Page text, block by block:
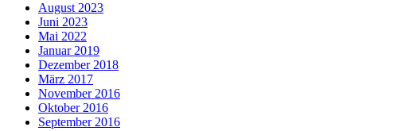
August 2023
Juni 2023
Mai 2022
Januar 2019
Dezember 2018
März 2017
November 2016
Oktober 2016
September 2016